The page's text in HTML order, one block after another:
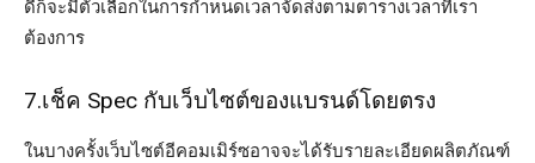
ดีก็จะมีตัวเลือกในการกำหนดเวลาจัดส่งตามตารางเวลาที่เรา
ต้องการ
7.เช็ค Spec กับเว็บไซต์ของแบรนด์โดยตรง
ในบางครั้งเว็บไซต์อีคอมเมิร์ซอาจจะได้รับรายละเอียดผลิตภัณฑ์